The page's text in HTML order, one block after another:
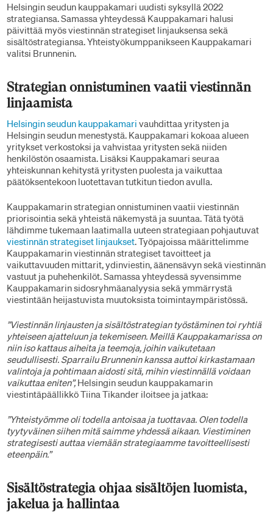
Helsingin seudun kauppakamari uudisti syksyllä 2022
strategiansa. Samassa yhteydessä Kauppakamari halusi
päivittää myös viestinnän strategiset linjauksensa sekä
sisältöstrategiansa. Yhteistyökumppanikseen Kauppakamari
valitsi Brunnenin.
Strategian onnistuminen vaatii viestinnän
linjaamista
Helsingin seudun kauppakamari vauhdittaa yritysten ja
Helsingin seudun menestystä. Kauppakamari kokoaa alueen
yritykset verkostoksi ja vahvistaa yritysten sekä niiden
henkilöstön osaamista. Lisäksi Kauppakamari seuraa
yhteiskunnan kehitystä yritysten puolesta ja vaikuttaa
päätöksentekoon luotettavan tutkitun tiedon avulla.
Kauppakamarin strategian onnistuminen vaatii viestinnän
priorisointia sekä yhteistä näkemystä ja suuntaa. Tätä työtä
lähdimme tukemaan laatimalla uuteen strategiaan pohjautuvat
viestinnän strategiset linjaukset. Työpajoissa määrittelimme
Kauppakamarin viestinnän strategiset tavoitteet ja
vaikuttavuuden mittarit, ydinviestin, äänensävyn sekä viestinnän
vastuut ja puhehenkilöt. Samassa yhteydessä syvensimme
Kauppakamarin sidosryhmäanalyysia sekä ymmärrystä
viestintään heijastuvista muutoksista toimintaympäristössä.
”Viestinnän linjausten ja sisältöstrategian työstäminen toi ryhtiä
yhteiseen ajatteluun ja tekemiseen. Meillä Kauppakamarissa on
niin iso kattaus aiheita ja teemoja, joihin vaikutetaan
seudullisesti. Sparrailu Brunnenin kanssa auttoi kirkastamaan
valintoja ja pohtimaan aidosti sitä, mihin viestinnällä voidaan
vaikuttaa eniten”,Helsingin seudun kauppakamarin
viestintäpäällikkö Tiina Tikander iloitsee ja jatkaa:
”Yhteistyömme oli todella antoisaa ja tuottavaa. Olen todella
tyytyväinen siihen mitä saimme yhdessä aikaan. Viestiminen
strategisesti auttaa viemään strategiaamme tavoitteellisesti
eteenpäin.”
Sisältöstrategia ohjaa sisältöjen luomista,
jakelua ja hallintaa